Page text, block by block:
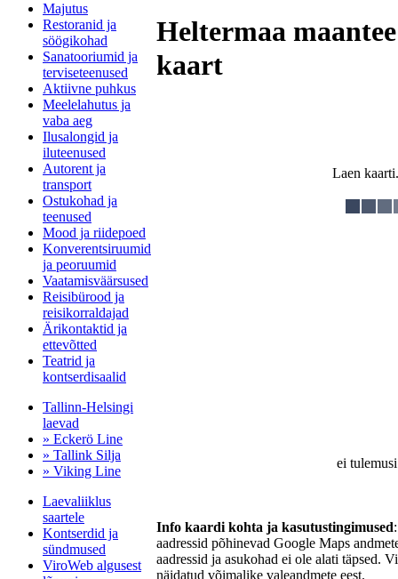
Majutus
Restoranid ja
söögikohad
Sanatooriumid ja
terviseteenused
Aktiivne puhkus
Meelelahutus ja
vaba aeg
Ilusalongid ja
iluteenused
Autorent ja
transport
Ostukohad ja
teenused
Mood ja riidepoed
Konverentsiruumid
ja peoruumid
Vaatamisväärsused
Reisibürood ja
reisikorraldajad
Ärikontaktid ja
ettevõtted
Teatrid ja
kontserdisaalid
Tallinn-Helsingi
laevad
» Eckerö Line
» Tallink Silja
» Viking Line
Laevaliiklus
saartele
Kontserdid ja
sündmused
ViroWeb algusest
Heltermaa
kaart
Laen
ei
Info kaardi kohta ja kasutustingimused
aadressid põhinevad Google Maps
aadressid ja asukohad ei ole alati täpsed.
näidatud võimalike valeandmete eest.